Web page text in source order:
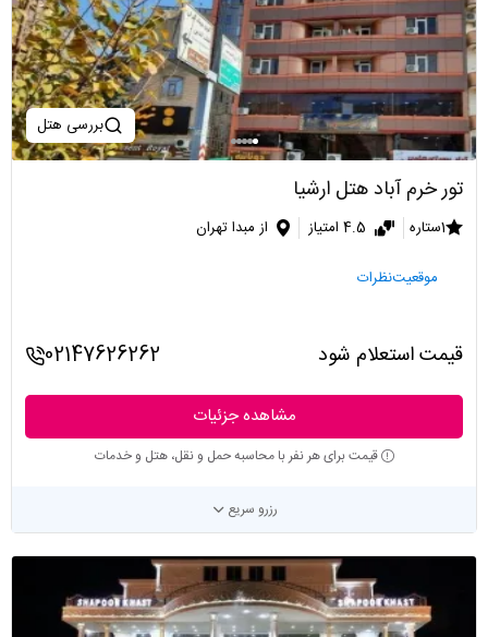
بررسی هتل
تور خرم آباد هتل ارشیا
1ستاره 4.5 امتیاز از مبدا تهران
موقعیتنظرات
قیمت استعلام شود 02147626262
مشاهده جزئیات
قیمت برای هر نفر با محاسبه حمل و نقل، هتل و خدمات
رزرو سریع